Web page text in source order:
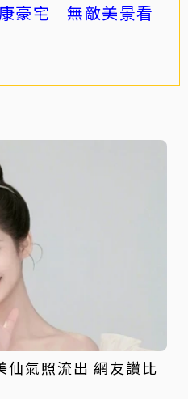
豪宅 無敵美景看
仙氣照流出 網友讚比